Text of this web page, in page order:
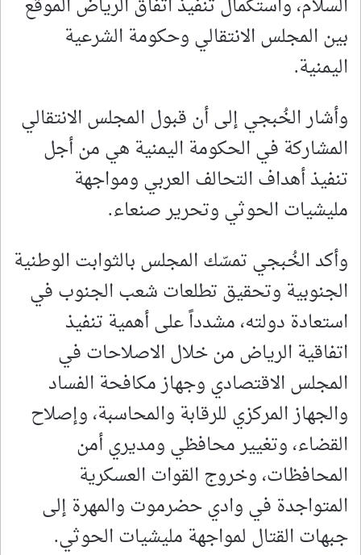
بين المجلس الانتقالي وحكومة الشرعية
اليمنية.
وأشار الخُبجي إلى أن قبول المجلس الانتقالي
المشاركة في الحكومة اليمنية هي من أجل
تنفيذ أهداف التحالف العربي ومواجهة
مليشيات الحوثي وتحرير صنعاء.
وأكد الخُبجي تمسّك المجلس بالثوابت الوطنية
الجنوبية وتحقيق تطلعات شعب الجنوب في
استعادة دولته، مشدداً على أهمية تنفيذ
اتفاقية الرياض من خلال الاصلاحات في
المجلس الاقتصادي وجهاز مكافحة الفساد
والجهاز المركزي للرقابة والمحاسبة، وإصلاح
القضاء، وتغيير محافظي ومديري أمن
المحافظات، وخروج القوات العسكرية
المتواجدة في وادي حضرموت والمهرة إلى
جبهات القتال لمواجهة مليشيات الحوثي.